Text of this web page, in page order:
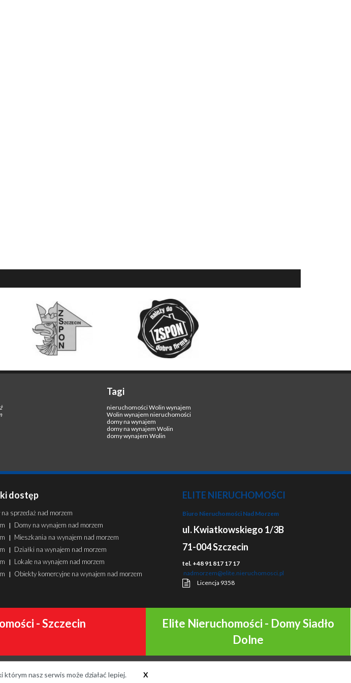
nasz serwis może działać lepiej. X
Tagi
nieruchomości Wolin wynajem
Wolin wynajem nieruchomości
domy na wynajem
domy na wynajem Wolin
domy wynajem Wolin
dostęp
sprzedaż nad morzem
| Domy na wynajem nad morzem
| Mieszkania na wynajem nad morzem
| Działki na wynajem nad morzem
| Lokale na wynajem nad morzem
| Obiekty komercyjne na wynajem nad morzem
ELITE NIERUCHOMOŚCI
Biuro Nieruchomości Nad Morzem
ul. Kwiatkowskiego 1/3B
71-004 Szczecin
tel. +48 91 817 17 17
nadmorzem@elite.nieruchomosci.pl
Licencja 9358
- Szczecin
Elite Nieruchomości - Domy Siadło
Dolne